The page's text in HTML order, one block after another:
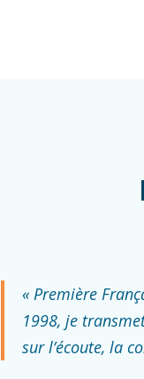
« Première
1998, je
sur l’écoute, la